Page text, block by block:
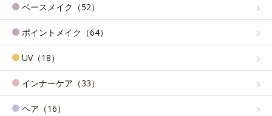
ベースメイク（52）
ポイントメイク（64）
UV（18）
インナーケア（33）
ヘア（16）